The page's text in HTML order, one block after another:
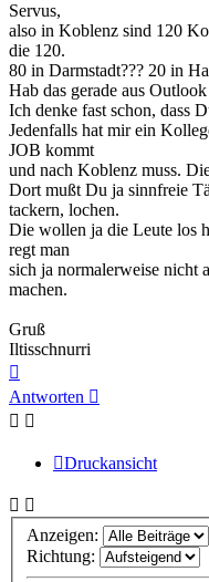
Servus,
also in Koblenz sind 120
die 120.
80 in Darmstadt??? 20 in
Hab das gerade aus
Ich denke fast schon, dass
Jedenfalls hat mir ein
JOB kommt
und nach Koblenz muss.
Dort mußt Du ja sinnfreie
tackern, lochen.
Die wollen ja die Leute los
regt man
sich ja normalerweise nicht
machen.
Gruß
Iltisschnurri
oben
Antworten
Druckansicht
Anzeigen:
Richtung: